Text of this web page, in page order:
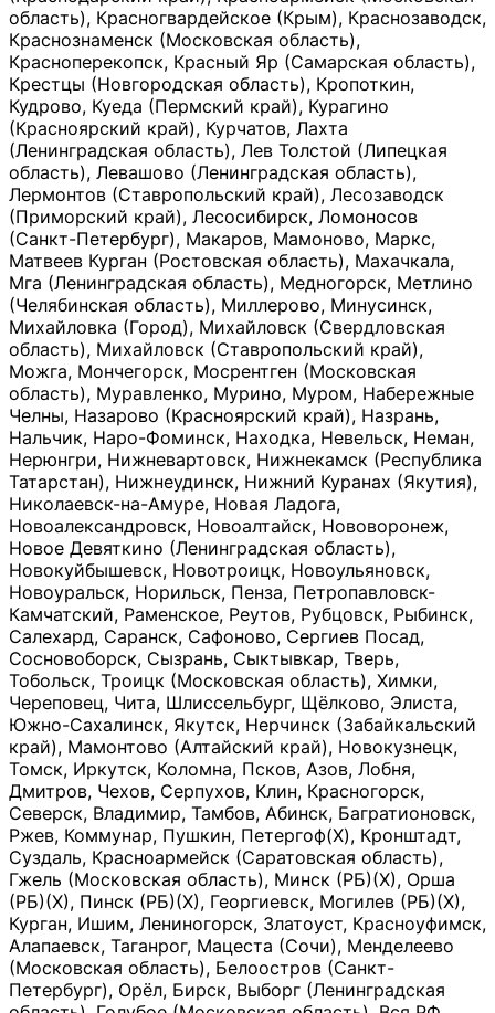
область), Красногвардейское (Крым), Краснозаводск,
Краснознаменск (Московская область),
Красноперекопск, Красный Яр (Самарская область),
Крестцы (Новгородская область), Кропоткин,
Кудрово, Куеда (Пермский край), Курагино
(Красноярский край), Курчатов, Лахта
(Ленинградская область), Лев Толстой (Липецкая
область), Левашово (Ленинградская область),
Лермонтов (Ставропольский край), Лесозаводск
(Приморский край), Лесосибирск, Ломоносов
(Санкт-Петербург), Макаров, Мамоново, Маркс,
Матвеев Курган (Ростовская область), Махачкала,
Мга (Ленинградская область), Медногорск, Метлино
(Челябинская область), Миллерово, Минусинск,
Михайловка (Город), Михайловск (Свердловская
область), Михайловск (Ставропольский край),
Можга, Мончегорск, Мосрентген (Московская
область), Муравленко, Мурино, Муром, Набережные
Челны, Назарово (Красноярский край), Назрань,
Нальчик, Наро-Фоминск, Находка, Невельск, Неман,
Нерюнгри, Нижневартовск, Нижнекамск (Республика
Татарстан), Нижнеудинск, Нижний Куранах (Якутия),
Николаевск-на-Амуре, Новая Ладога,
Новоалександровск, Новоалтайск, Нововоронеж,
Новое Девяткино (Ленинградская область),
Новокуйбышевск, Новотроицк, Новоульяновск,
Новоуральск, Норильск, Пенза, Петропавловск-
Камчатский, Раменское, Реутов, Рубцовск, Рыбинск,
Салехард, Саранск, Сафоново, Сергиев Посад,
Сосновоборск, Сызрань, Сыктывкар, Тверь,
Тобольск, Троицк (Московская область), Химки,
Череповец, Чита, Шлиссельбург, Щёлково, Элиста,
Южно-Сахалинск, Якутск, Нерчинск (Забайкальский
край), Мамонтово (Алтайский край), Новокузнецк,
Томск, Иркутск, Коломна, Псков, Азов, Лобня,
Дмитров, Чехов, Серпухов, Клин, Красногорск,
Северск, Владимир, Тамбов, Абинск, Багратионовск,
Ржев, Коммунар, Пушкин, Петергоф(Х), Кронштадт,
Суздаль, Красноармейск (Саратовская область),
Гжель (Московская область), Минск (РБ)(Х), Орша
(РБ)(Х), Пинск (РБ)(Х), Георгиевск, Могилев (РБ)(Х),
Курган, Ишим, Лениногорск, Златоуст, Красноуфимск,
Алапаевск, Таганрог, Мацеста (Сочи), Менделеево
(Московская область), Белоостров (Санкт-
Петербург), Орёл, Бирск, Выборг (Ленинградская